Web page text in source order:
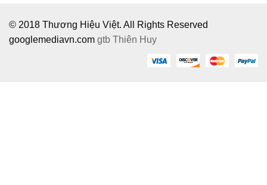
© 2018 Thương Hiệu Việt. All Rights Reserved
googlemediavn.com gtb Thiên Huy